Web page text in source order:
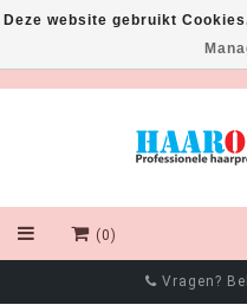
(0)
Vragen?
Deze website gebruikt